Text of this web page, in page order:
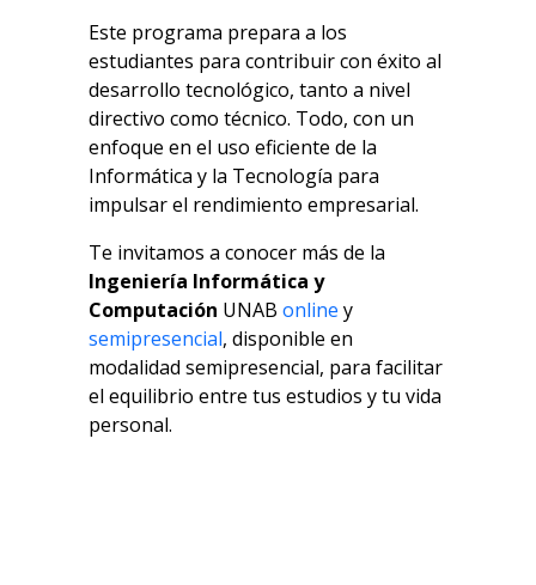
Este programa prepara a los
estudiantes para contribuir con éxito al
desarrollo tecnológico, tanto a nivel
directivo como técnico. Todo, con un
enfoque en el uso eficiente de la
Informática y la Tecnología para
impulsar el rendimiento empresarial.
Te invitamos a conocer más de la
Ingeniería Informática y
Computación UNAB online y
semipresencial, disponible en
modalidad semipresencial, para facilitar
el equilibrio entre tus estudios y tu vida
personal.